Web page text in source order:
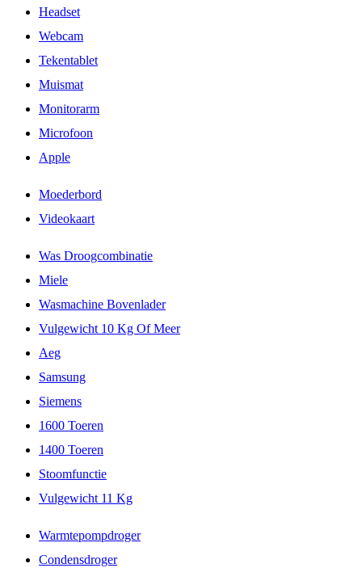
Headset
Webcam
Tekentablet
Muismat
Monitorarm
Microfoon
Apple
Moederbord
Videokaart
Was Droogcombinatie
Miele
Wasmachine Bovenlader
Vulgewicht 10 Kg Of Meer
Aeg
Samsung
Siemens
1600 Toeren
1400 Toeren
Stoomfunctie
Vulgewicht 11 Kg
Warmtepompdroger
Condensdroger